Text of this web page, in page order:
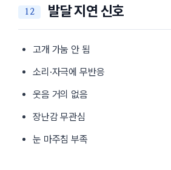
발달 지연 신호
고개 가눔 안 됨
소리·자극에 무반응
웃음 거의 없음
장난감 무관심
눈 마주침 부족